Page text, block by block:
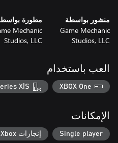
منشور بواسطة
Game Mechanic
Studios, LLC
مطورة
Mechanic
Studios, LLC
العب باستخدام
XBOX One
X|S
الإمكانات
Single player إنجازات Xbox